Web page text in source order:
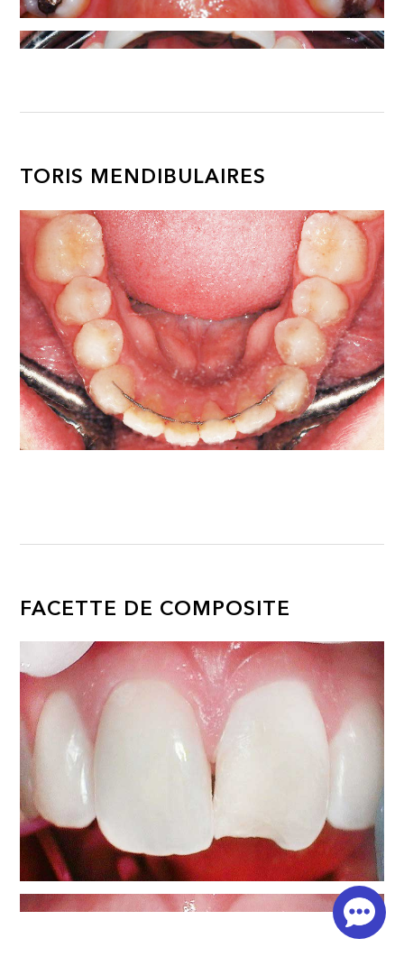
TORIS MENDIBULAIRES
FACETTE DE COMPOSITE